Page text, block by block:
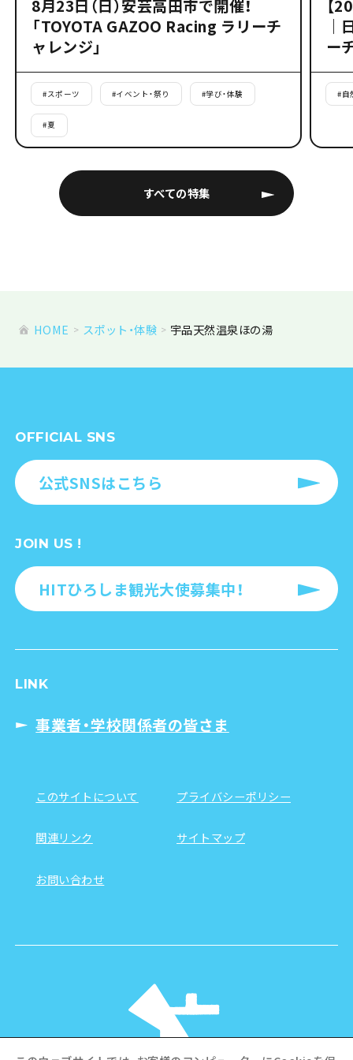
すべての特集
8月23日（日）安芸高田市で開催！
「TOYOTA GAZOO Racing ラリーチ
ャレンジ」
#スポーツ #イベント・祭り #学び・体験
#夏
【
｜
ー
#自
HOME スポット・体験 宇品天然温泉ほの湯
OFFICIAL SNS
公式SNSはこちら
JOIN US !
HITひろしま観光大使募集中！
LINK
事業者・学校関係者の皆さま
このサイトについて プライバシーポリシー
関連リンク サイトマップ
お問い合わせ